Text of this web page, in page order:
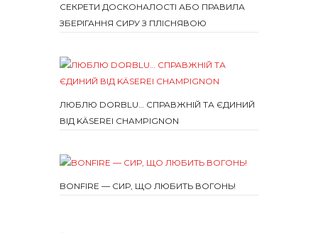
СЕКРЕТИ ДОСКОНАЛОСТІ АБО ПРАВИЛА
ЗБЕРІГАННЯ СИРУ З ПЛІСНЯВОЮ
ЛЮБЛЮ DORBLU… СПРАВЖНІЙ ТА ЄДИНИЙ
ВІД KÄSEREI CHAMPIGNON
BONFIRE — СИР, ЩО ЛЮБИТЬ ВОГОНЬ!